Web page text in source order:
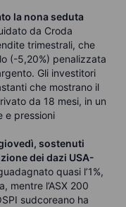
la nona seduta
da Croda
trimestrali, che
(-5,20%) penalizzata
Gli investitori
che mostrano il
da 18 mesi, in un
e pressioni
sostenuti
dei dazi USA-
quasi l’1%,
mentre l’ASX 200
sudcoreano ha